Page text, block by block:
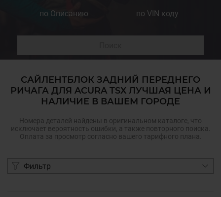
по Описанию по VIN коду
САЙЛЕНТБЛОК ЗАДНИЙ ПЕРЕДНЕГО
РИЧАГА ДЛЯ ACURA TSX ЛУЧШАЯ ЦЕНА И
НАЛИЧИЕ В ВАШЕМ ГОРОДЕ
Номера деталей найдены в оригинальном каталоге, что
исключает вероятность ошибки, а также повторного поиска.
Оплата за просмотр согласно вашего тарифного плана.
Фильтр